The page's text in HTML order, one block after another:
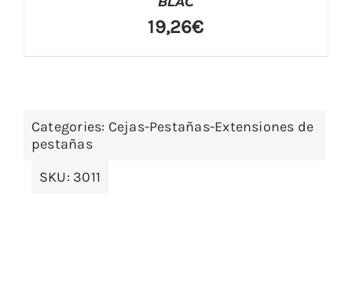
19,26€
Categories: Cejas-Pestañas-Extensiones de
pestañas
SKU: 3011